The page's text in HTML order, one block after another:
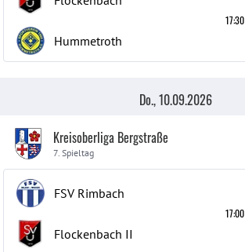
Hummetroth
17:30
Do., 10.09.2026
Kreisoberliga Bergstraße
7. Spieltag
FSV Rimbach
Flockenbach II
17:00